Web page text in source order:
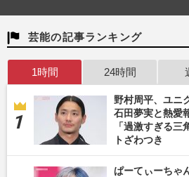
芸能の記事ランキング
1時間 24時間
野村周平、ユニ
石田夢実と熱愛
「過激すぎる三
トざわつき
ぱーてぃーちゃ